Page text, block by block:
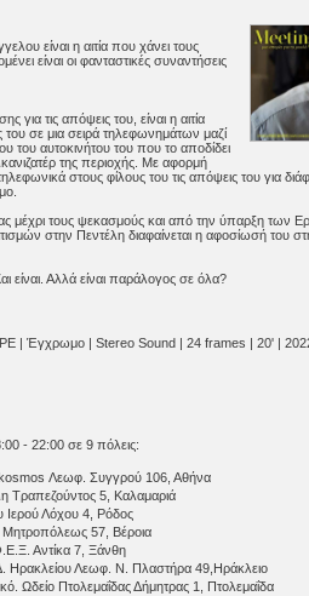
είναι η αιτία που χάνει τους
είναι οι φανταστικές συναντήσεις
για τις απόψεις του, είναι η αιτία
σε μια σειρά τηλεφωνημάτων μαζί
του αυτοκινήτου του που το αποδίδει
της περιοχής. Με αφορμή
στους φίλους του τις απόψεις του για
μέχρι τους ψεκασμούς και από την ύπαρξη των
στην Πεντέλη διαφαίνεται η αφοσίωσή του
Αλλά είναι παράλογος σε όλα?
| Έγχρωμο | Stereo Sound | 24 frames | 20' |
- 22:00 σε 9 πόλεις:
Λεωφ. Συγγρού 106, Αθήνα
Τραπεζούντος 5, Καλαμαριά
Ιερού Λόχου 4, Ρόδος
Μητροπόλεως 57, Βέροια
Αντίκα 7, Ξάνθη
Δ. Ηρακλείου Λεωφ. Ν. Πλαστήρα 49,Ηράκλειο
Ωδείο Πτολεμαΐδας Δήμητρας 1, Πτολεμαΐδα